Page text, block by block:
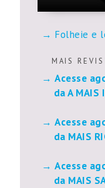
Folheie e
M A I S R E V I S
Acesse
da A MAIS
Acesse
da MAIS
Acesse
da MAIS